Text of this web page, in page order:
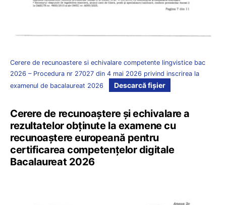
Cerere de recunoastere si echivalare competente lingvistice bac
2026 – Procedura nr 27027 din 4 mai 2026 privind inscrirea la
examenul de bacalaureat 2026
Descarcă fișier
Cerere de recunoaștere și echivalare a
rezultatelor obținute la examene cu
recunoaștere europeană pentru
certificarea competențelor digitale
Bacalaureat 2026